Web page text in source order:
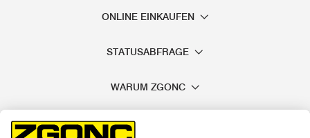
ONLINE EINKAUFEN
STATUSABFRAGE
WARUM ZGONC